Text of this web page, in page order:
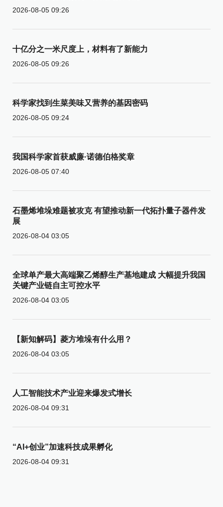
2026-08-05 09:26
十亿分之一米尺度上，材料有了新能力
2026-08-05 09:26
科学家找到生菜美味又营养的基因密码
2026-08-05 09:24
我国科学家首获威廉·诺德伯格奖章
2026-08-05 07:40
石墨烯堆垛难题被攻克 有望推动新一代拓扑量子器件发
展
2026-08-04 03:05
全球单产最大高端聚乙烯醇生产基地建成 大幅提升我国
关键产业链自主可控水平
2026-08-04 03:05
【新知解码】菱方堆垛有什么用？
2026-08-04 03:05
人工智能技术产业迎来爆发式增长
2026-08-04 09:31
“AI+创业”加速科技成果孵化
2026-08-04 09:31